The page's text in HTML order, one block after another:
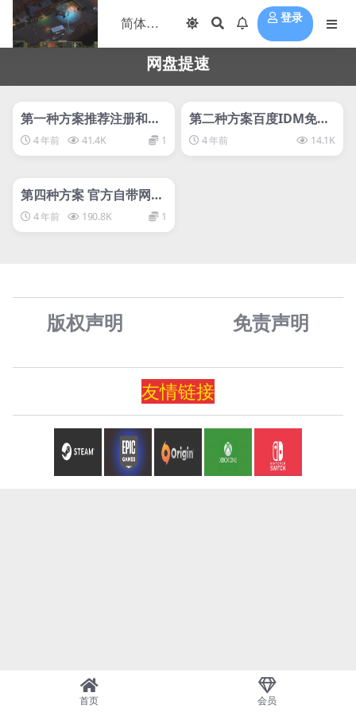
登录
网盘提速
第一种方案推荐注册和下
载教程（云盘会员账号
↓）
4 年前 41.4K 1
第二种方案百度IDM免费
下载教程下载加速新手不
要点
4 年前 14.1K
第四种方案 官方自带网盘
提速方法 非破解版 需要热
门资源，冷门资源不提速
4 年前 190.8K 1
版权声明 免责声明
友情链接
首页 会员